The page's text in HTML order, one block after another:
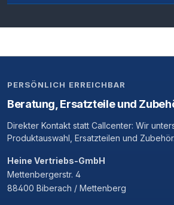
PERSÖNLICH ERREICHBAR
Beratung, Ersatzteile und
Direkter Kontakt statt Callcenter: Wir
Produktauswahl, Ersatzteilen und Zubehör.
Heine Vertriebs-GmbH
Mettenbergerstr. 4
88400 Biberach / Mettenberg